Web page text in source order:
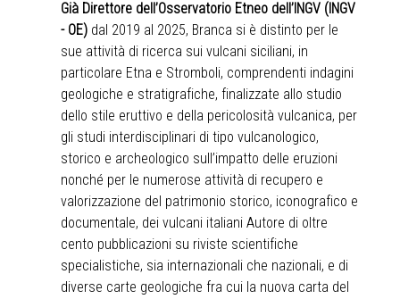
Già Direttore dell’Osservatorio Etneo dell’INGV (INGV
- OE) dal 2019 al 2025, Branca si è distinto per le
sue attività di ricerca sui vulcani siciliani, in
particolare Etna e Stromboli, comprendenti indagini
geologiche e stratigrafiche, finalizzate allo studio
dello stile eruttivo e della pericolosità vulcanica, per
gli studi interdisciplinari di tipo vulcanologico,
storico e archeologico sull’impatto delle eruzioni
nonché per le numerose attività di recupero e
valorizzazione del patrimonio storico, iconografico e
documentale, dei vulcani italiani Autore di oltre
cento pubblicazioni su riviste scientifiche
specialistiche, sia internazionali che nazionali, e di
diverse carte geologiche fra cui la nuova carta del